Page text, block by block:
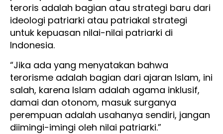
teroris adalah bagian atau strategi baru dari
ideologi patriarki atau patriakal strategi
untuk kepuasan nilai-nilai patriarki di
Indonesia.
“Jika ada yang menyatakan bahwa
terorisme adalah bagian dari ajaran Islam, ini
salah, karena Islam adalah agama inklusif,
damai dan otonom, masuk surganya
perempuan adalah usahanya sendiri, jangan
diimingi-imingi oleh nilai patriarki.”